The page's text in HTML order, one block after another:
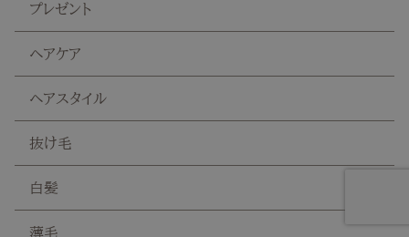
プレゼント
ヘアケア
ヘアスタイル
抜け毛
白髪
薄毛